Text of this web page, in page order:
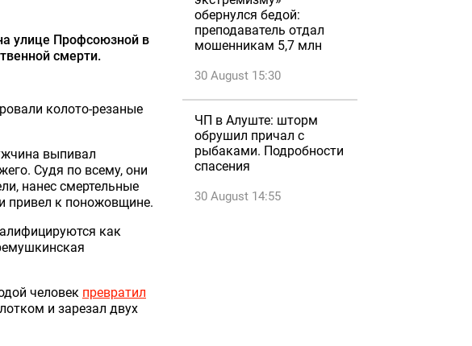
улице Профсоюзной в
смерти.
колото-резаные
выпивал
Судя по всему, они
нанес смертельные
привел к поножовщине.
как
человек превратил
и зарезал двух
обернулся бедой:
преподаватель отдал
мошенникам 5,7 млн
30 August 15:30
ЧП в Алуште: шторм
обрушил причал с
рыбаками. Подробности
спасения
30 August 14:55